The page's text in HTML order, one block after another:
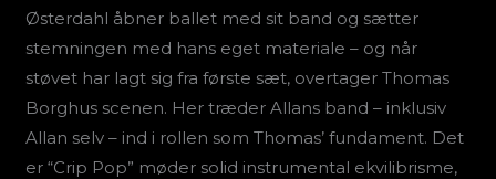
Østerdahl åbner ballet med sit band og sætter
stemningen med hans eget materiale – og når
støvet har lagt sig fra første sæt, overtager Thomas
Borghus scenen. Her træder Allans band – inklusiv
Allan selv – ind i rollen som Thomas’ fundament. Det
er “Crip Pop” møder solid instrumental ekvilibrisme,